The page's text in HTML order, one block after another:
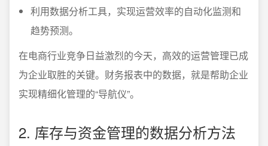
利用数据分析工具，实现运营效率的自动化监测和
趋势预测。
在电商行业竞争日益激烈的今天，高效的运营管理已成
为企业取胜的关键。财务报表中的数据，就是帮助企业
实现精细化管理的“导航仪”。
2. 库存与资金管理的数据分析方法